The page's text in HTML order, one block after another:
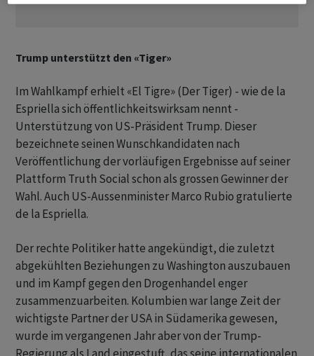
Trump unterstützt den «Tiger»
Im Wahlkampf erhielt «El Tigre» (Der Tiger) - wie de la
Espriella sich öffentlichkeitswirksam nennt -
Unterstützung von US-Präsident Trump. Dieser
bezeichnete seinen Wunschkandidaten nach
Veröffentlichung der vorläufigen Ergebnisse auf seiner
Plattform Truth Social schon als grossen Gewinner der
Wahl. Auch US-Aussenminister Marco Rubio gratulierte
de la Espriella.
Der rechte Politiker hatte angekündigt, die zuletzt
abgekühlten Beziehungen zu Washington auszubauen
und im Kampf gegen den Drogenhandel enger
zusammenzuarbeiten. Kolumbien war lange Zeit der
wichtigste Partner der USA in Südamerika gewesen,
wurde im vergangenen Jahr aber von der Trump-